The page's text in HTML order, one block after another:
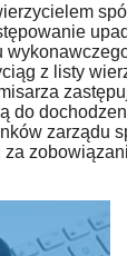
z listy
do
zarządu